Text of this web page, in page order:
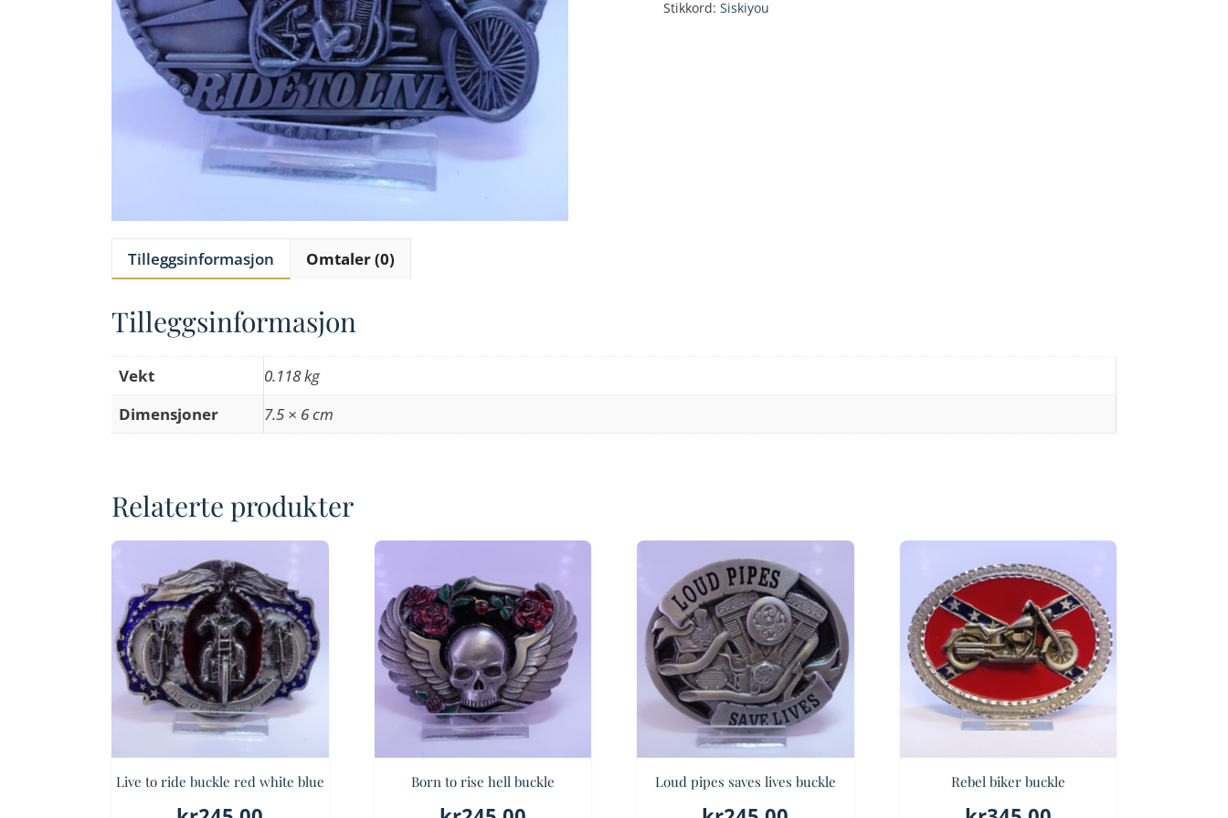
Stikkord: Siskiyou
Tilleggsinformasjon Omtaler (0)
Tilleggsinformasjon
Vekt
0.118 kg
Dimensjoner
7.5 × 6 cm
Relaterte produkter
Live to ride buckle red white blue Born to rise hell buckle Loud pipes saves lives buckle Rebel biker buckle